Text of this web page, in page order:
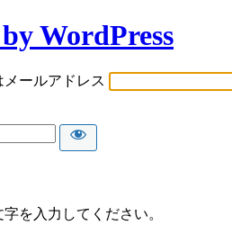
WordPress
ールアドレス
字を入力してください。